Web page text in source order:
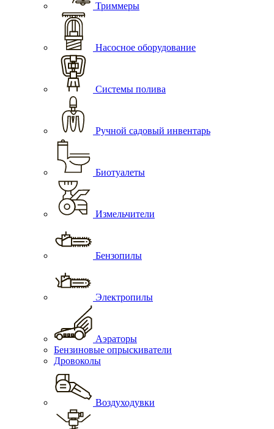
Триммеры
Насосное оборудование
Системы полива
Ручной садовый инвентарь
Биотуалеты
Измельчители
Бензопилы
Электропилы
Аэраторы
Бензиновые опрыскиватели
Дровоколы
Воздуходувки